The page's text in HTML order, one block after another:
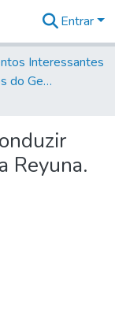
Entrar
Interessantes
Volume 85 - Ofícios do General Francisco da Cunha Menezes (Governador da Capitania): 1782- 1786
Reyuna.